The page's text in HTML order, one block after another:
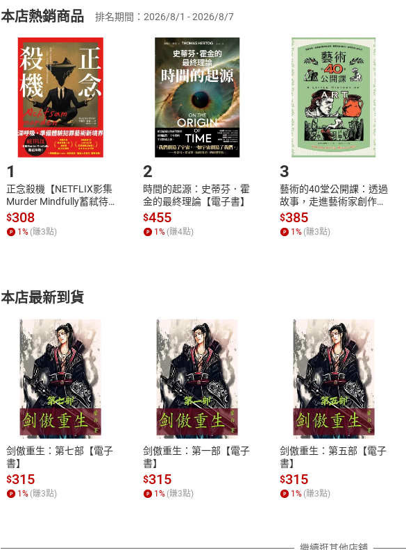
╳加速身體老化，比一般人更容易罹患失智症
並非只有巧克力、蛋糕等甜食，才算是「糖類食物」。包括米飯、麵包、烏龍麵
此外，口感帶鹹或不具甜味的食物，就不含糖嗎？錯，以米或小麥粉為原料的零
中，也含有大量糖類。由此可見，現代人常吃的白米飯、愛喝的水果啤酒等，全
(二)消費者訂購本店鋪之商品即代表知悉本店鋪所銷售之商品為電子書，
且已下載/存取電子書，不得請求退貨退款。
退貨方式：您欲取消訂單或辦理退貨時，請登入樂天市場，並於「我的訂單
貨」，本店鋪將依您的申請進行審核，待審核通過後將為您辦理退款事宜。
請注意，樂天市場須以整筆訂單為單位進行取消/退貨，恕無法以單支商品取
挑選商品
Choose
放入購物車
Shopping cart
登入帳號
Login
購書後，如何開始使用？
Step1.選擇閱讀載具 Step2.登入
付款方式
ATM轉帳、信用卡、LINE PAY、AFTEE
退換貨規範
本店是否提供消費者保護法七日猶
之權利，遽消費者保護法及通訊交
除權合理例外情事適用準則，依商
質各有不同規定。詳細退換貨說明
照各商品說明。
本店熱銷商品 排名期間：2026/8/1 - 2026/8/7
1
正念殺機【NETFLIX影集
Murder Mindfully蓄弒待
發】【電子書】
$308
1 % (賺3點)
2
時間的起源：史蒂芬．霍
金的最終理論【電子書】
$455
1 % (賺4點)
3
藝術的40堂公開課：透過
故事，走進藝術家創作現
場，看藝術如何誕生、如
何形塑人類生活【電子
書】
$385
1 % (賺3點)
本店最新到貨
剑傲重生：第七部【電子
書】
$315
1 % (賺3點)
剑傲重生：第一部【電子
書】
$315
1 % (賺3點)
剑傲重生：第五部【電子
書】
$315
1 % (賺3點)